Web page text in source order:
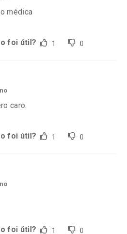
médica
foi útil? 1 0
caro.
foi útil? 1 0
foi útil? 1 0